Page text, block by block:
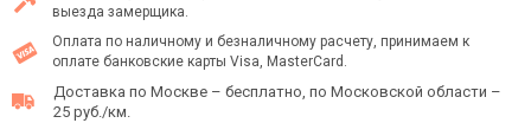
выезда замерщика.
Оплата по наличному и безналичному расчету, принимаем к
оплате банковские карты Visa, MasterCard.
Доставка по Москве – бесплатно, по Московской области –
25 руб./км.